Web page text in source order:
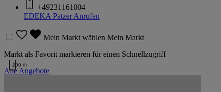
+49231161004
EDEKA PatzerAnrufen
Mein Markt wählen Mein Markt
Markt als Favorit markieren für einen Schnellzugriff
Alle Angebote
200 m